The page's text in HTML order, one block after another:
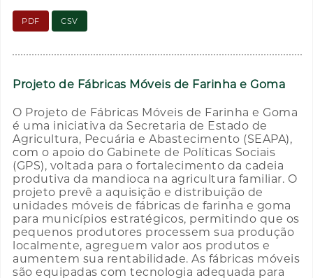
PDF CSV
Projeto de Fábricas Móveis de Farinha e Goma
O Projeto de Fábricas Móveis de Farinha e Goma
é uma iniciativa da Secretaria de Estado de
Agricultura, Pecuária e Abastecimento (SEAPA),
com o apoio do Gabinete de Políticas Sociais
(GPS), voltada para o fortalecimento da cadeia
produtiva da mandioca na agricultura familiar. O
projeto prevê a aquisição e distribuição de
unidades móveis de fábricas de farinha e goma
para municípios estratégicos, permitindo que os
pequenos produtores processem sua produção
localmente, agreguem valor aos produtos e
aumentem sua rentabilidade. As fábricas móveis
são equipadas com tecnologia adequada para